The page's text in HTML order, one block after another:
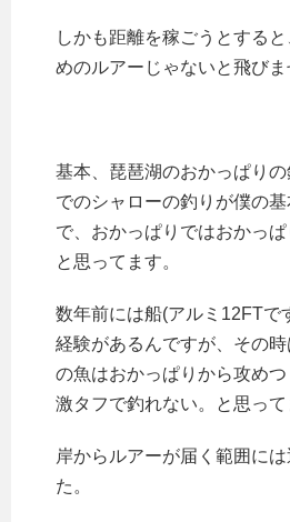
しかも距離を稼ごうとする
めのルアーじゃないと飛びま
基本、琵琶湖のおかっぱり
でのシャローの釣りが僕の基
で、おかっぱりではおかっ
と思ってます。
数年前には船(アルミ12FTで
経験があるんですが、その
の魚はおかっぱりから攻めつ
激タフで釣れない。と思って
岸からルアーが届く範囲に
た。